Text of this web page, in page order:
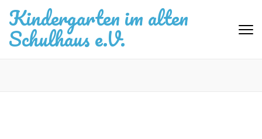
Inhalt
springen
(Eingabetaste
Kindergarten im alten
Schulhaus e.V.